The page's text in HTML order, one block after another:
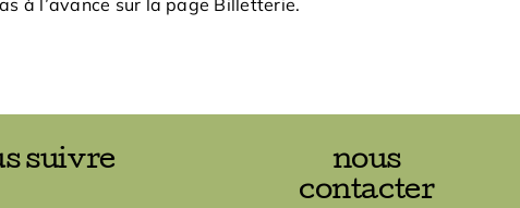
à l’avance sur la page Billetterie.
suivre
nous
contacter